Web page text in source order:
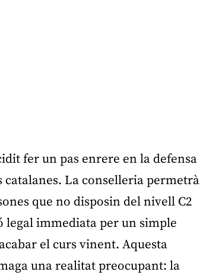
fer un pas enrere en la defensa
La conselleria permetrà
que no disposin del nivell C2
legal immediata per un simple
el curs vinent. Aquesta
una realitat preocupant: la